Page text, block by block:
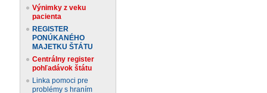
Výnimky z veku
pacienta
REGISTER
PONÚKANÉHO
MAJETKU ŠTÁTU
Centrálny register
pohľadávok štátu
Linka pomoci pre
problémy s hraním